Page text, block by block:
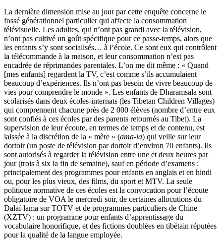
La dernière dimension mise au jour par cette enquête concerne le
fossé générationnel particulier qui affecte la consommation
télévisuelle. Les adultes, qui n’ont pas grandi avec la télévision,
n’ont pas cultivé un goût spécifique pour ce passe-temps, alors que
les enfants s’y sont socialisés… à l’école. Ce sont eux qui contrôlent
la télécommande à la maison, et leur consommation n’est pas
encadrée de réprimandes parentales. L’on me dit même : « Quand
[mes enfants] regardent la TV, c’est comme s’ils accumulaient
beaucoup d’expériences. Ils n’ont pas besoin de vivre beaucoup de
vies pour comprendre le monde ». Les enfants de Dharamsala sont
scolarisés dans deux écoles-internats (les Tibetan Children Villages)
qui comprennent chacune près de 2 000 élèves (nombre d’entre eux
sont confiés à ces écoles par des parents retournés au Tibet). La
supervision de leur écoute, en termes de temps et de contenu, est
laissée à la discrétion de la « mère » (ama-la) qui veille sur leur
dortoir (un poste de télévision par dortoir d’environ 70 enfants). Ils
sont autorisés à regarder la télévision entre une et deux heures par
jour (trois à six la fin de semaine), sauf en période d’examens :
principalement des programmes pour enfants en anglais et en hindi
ou, pour les plus vieux, des films, du sport et MTV. La seule
politique normative de ces écoles est la convocation pour l’écoute
obligatoire de VOA le mercredi soir, de certaines allocutions du
Dalaï-lama sur TOTV et de programmes particuliers de Chine
(XZTV) : un programme pour enfants d’apprentissage du
vocabulaire honorifique, et des fictions doublées en tibétain réputées
pour la qualité de la langue employée.